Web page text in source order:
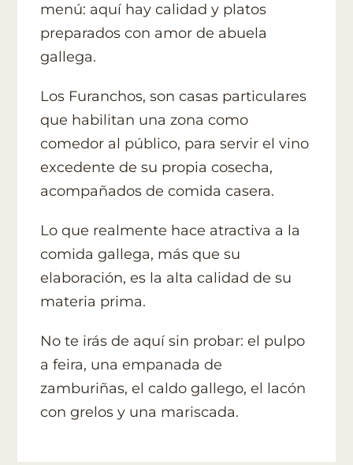
menú: aquí hay calidad y platos
preparados con amor de abuela
gallega.
Los Furanchos, son casas particulares
que habilitan una zona como
comedor al público, para servir el vino
excedente de su propia cosecha,
acompañados de comida casera.
Lo que realmente hace atractiva a la
comida gallega, más que su
elaboración, es la alta calidad de su
materia prima.
No te irás de aquí sin probar: el pulpo
a feira, una empanada de
zamburiñas, el caldo gallego, el lacón
con grelos y una mariscada.